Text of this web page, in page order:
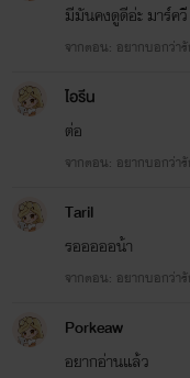
มีมันคงดูดีอ่ะ มา
จากตอน: อยากบอกว่า
ไอรีน
ต่อ
จากตอน: อยากบอกว่า
Taril
รอออออน้า
จากตอน: อยากบอกว่า
Porkeaw
อยากอ่านแล้ว